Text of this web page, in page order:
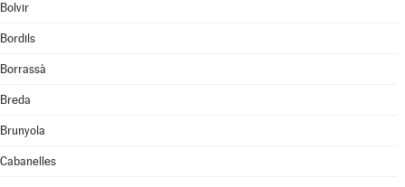
Bolvir
Bordils
Borrassà
Breda
Brunyola
Cabanelles